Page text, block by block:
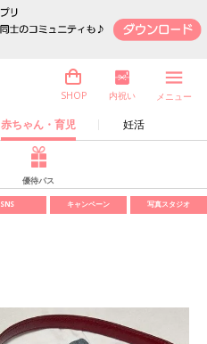
赤ちゃん・育児 妊活
SHOP 内祝い メニュー
優待パス
SNS キャンペーン 写真スタジオ